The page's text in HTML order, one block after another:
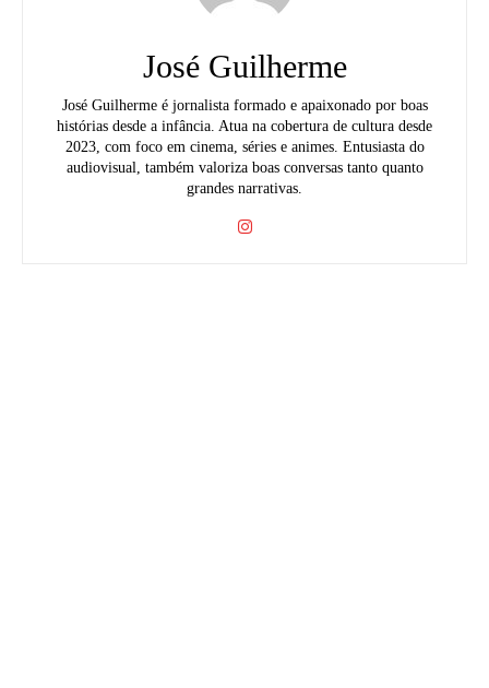
José Guilherme
José Guilherme é jornalista formado e apaixonado por boas
histórias desde a infância. Atua na cobertura de cultura desde
2023, com foco em cinema, séries e animes. Entusiasta do
audiovisual, também valoriza boas conversas tanto quanto
grandes narrativas.